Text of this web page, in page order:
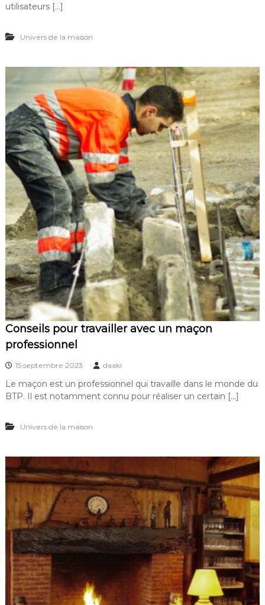
utilisateurs […]
Univers de la maison
Conseils pour travailler avec un maçon
professionnel
15 septembre 2023 daaki
Le maçon est un professionnel qui travaille dans le monde du
BTP. Il est notamment connu pour réaliser un certain […]
Univers de la maison